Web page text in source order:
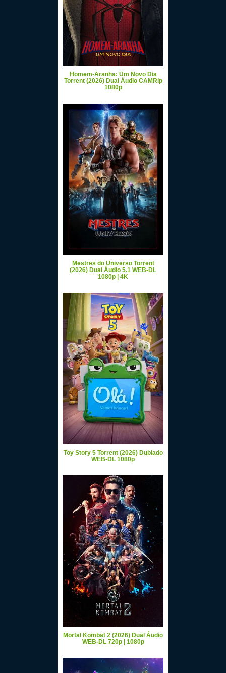
Homem-Aranha: Um Novo Dia
Torrent (2026) Dual Áudio CAMRip
1080p
Mestres do Universo Torrent
(2026) Dual Áudio 5.1 WEB-DL
1080p | 4K
Toy Story 5 Torrent (2026) Dublado
WEB-DL 1080p
Mortal Kombat 2 (2026) Dual Áudio
WEB-DL 720p | 1080p